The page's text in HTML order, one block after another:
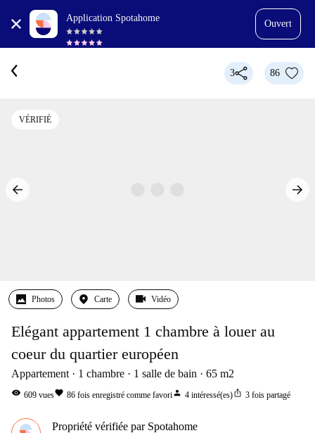
Application Spotahome
Ouvert
3 86
VÉRIFIÉ
Photos Carte Vidéo
Elégant appartement 1 chambre à louer au
coeur du quartier européen
Appartement 1 chambre 1 salle de bain 65 m2
visibility 609 vuesfavorite 86 fois enregistré comme favoriperson 4 intéressé(es)ios_share 3 fois partagé
Propriété vérifiée par Spotahome